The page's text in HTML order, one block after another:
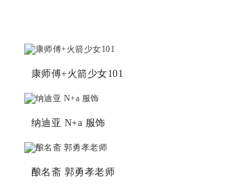
康师傅+火箭少女101
纳迪亚 N+a 服饰
酿名斋 郭勇孝老师